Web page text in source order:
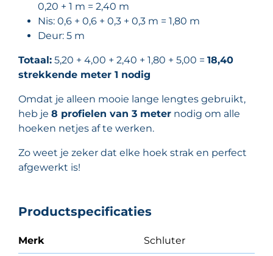
0,20 + 1 m = 2,40 m
Nis: 0,6 + 0,6 + 0,3 + 0,3 m = 1,80 m
Deur: 5 m
Totaal: 5,20 + 4,00 + 2,40 + 1,80 + 5,00 = 18,40
strekkende meter 1 nodig
Omdat je alleen mooie lange lengtes gebruikt,
heb je 8 profielen van 3 meter nodig om alle
hoeken netjes af te werken.
Zo weet je zeker dat elke hoek strak en perfect
afgewerkt is!
Productspecificaties
Merk Schluter